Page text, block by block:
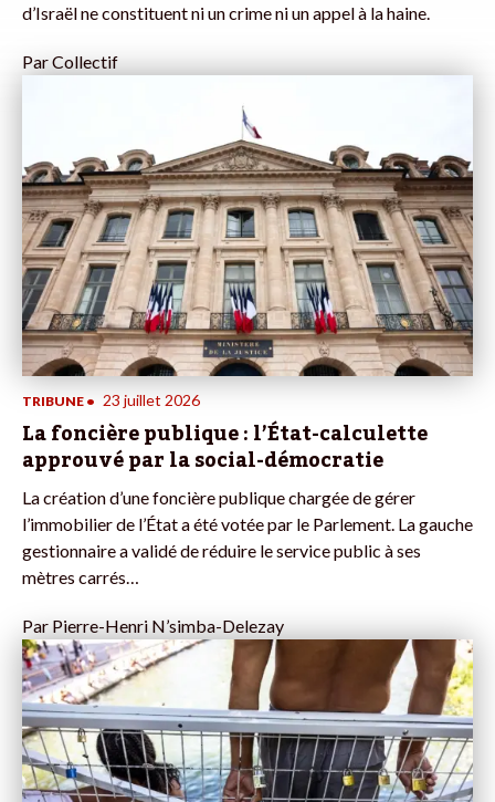
d’Israël ne constituent ni un crime ni un appel à la haine.
ParCollectif
TRIBUNE • 23 juillet 2026
La foncière publique : l’État-calculette
approuvé par la social-démocratie
La création d’une foncière publique chargée de gérer
l’immobilier de l’État a été votée par le Parlement. La gauche
gestionnaire a validé de réduire le service public à ses
mètres carrés…
Par Pierre-Henri N’simba-Delezay